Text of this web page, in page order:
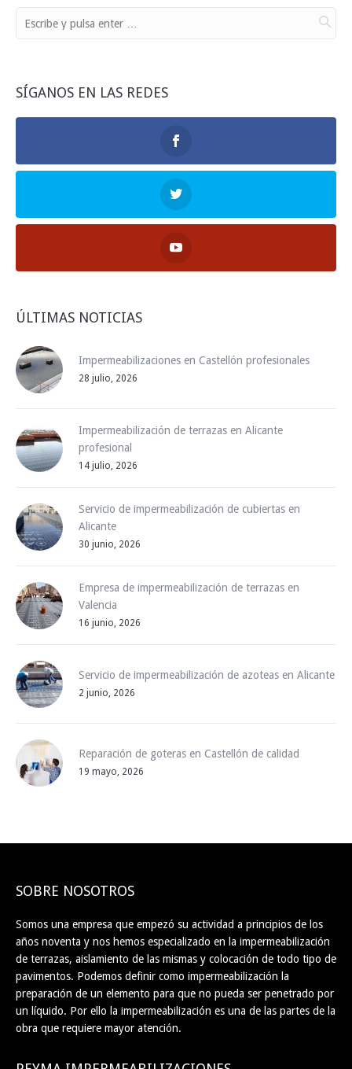
SÍGANOS EN LAS REDES
ÚLTIMAS NOTICIAS
Impermeabilizaciones en Castellón profesionales
28 julio, 2026
Impermeabilización de terrazas en Alicante
profesional
14 julio, 2026
Servicio de impermeabilización de cubiertas en
Alicante
30 junio, 2026
Empresa de impermeabilización de terrazas en
Valencia
16 junio, 2026
Servicio de impermeabilización de azoteas en Alicante
2 junio, 2026
Reparación de goteras en Castellón de calidad
19 mayo, 2026
SOBRE NOSOTROS
Somos una empresa que empezó su actividad a principios de los
años noventa y nos hemos especializado en la impermeabilización
de terrazas, aislamiento de las mismas y colocación de todo tipo de
pavimentos. Podemos definir como impermeabilización la
preparación de un elemento para que no pueda ser penetrado por
un líquido. Por ello la impermeabilización es una de las partes de la
obra que requiere mayor atención.